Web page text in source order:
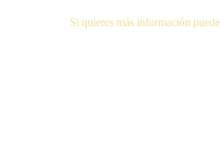
Si quieres más información